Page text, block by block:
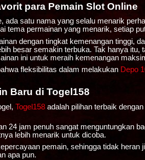
para Pemain Slot Online
ada satu nama yang selalu menarik
tema permainan yang menarik, setiap
dengan tingkat kemenangan tinggi,
besar semakin terbuka. Tak hanya
ini untuk meraih kemenangan
fleksibilitas dalam melakukan Depo
Baru di Togel158
Togel158adalah pilihan terbaik
24 jam penuh sangat menguntungkan
lebih menarik untuk dicoba.
pemain, sehingga tidak
apa pun.